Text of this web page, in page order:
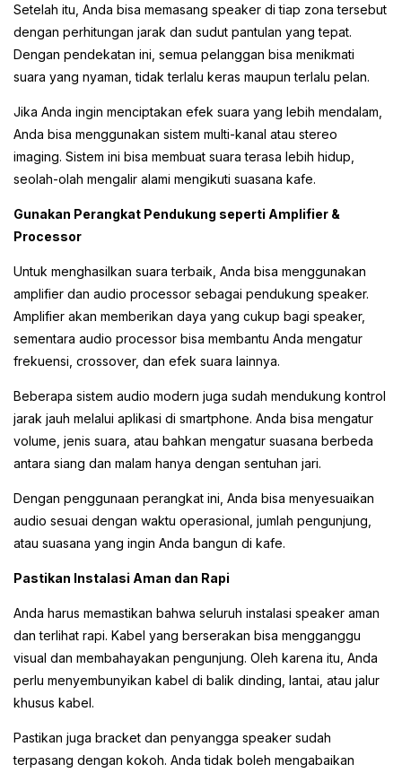
Setelah itu, Anda bisa memasang speaker di tiap zona tersebut
dengan perhitungan jarak dan sudut pantulan yang tepat.
Dengan pendekatan ini, semua pelanggan bisa menikmati
suara yang nyaman, tidak terlalu keras maupun terlalu pelan.
Jika Anda ingin menciptakan efek suara yang lebih mendalam,
Anda bisa menggunakan sistem multi-kanal atau stereo
imaging. Sistem ini bisa membuat suara terasa lebih hidup,
seolah-olah mengalir alami mengikuti suasana kafe.
Gunakan Perangkat Pendukung seperti Amplifier &
Processor
Untuk menghasilkan suara terbaik, Anda bisa menggunakan
amplifier dan audio processor sebagai pendukung speaker.
Amplifier akan memberikan daya yang cukup bagi speaker,
sementara audio processor bisa membantu Anda mengatur
frekuensi, crossover, dan efek suara lainnya.
Beberapa sistem audio modern juga sudah mendukung kontrol
jarak jauh melalui aplikasi di smartphone. Anda bisa mengatur
volume, jenis suara, atau bahkan mengatur suasana berbeda
antara siang dan malam hanya dengan sentuhan jari.
Dengan penggunaan perangkat ini, Anda bisa menyesuaikan
audio sesuai dengan waktu operasional, jumlah pengunjung,
atau suasana yang ingin Anda bangun di kafe.
Pastikan Instalasi Aman dan Rapi
Anda harus memastikan bahwa seluruh instalasi speaker aman
dan terlihat rapi. Kabel yang berserakan bisa mengganggu
visual dan membahayakan pengunjung. Oleh karena itu, Anda
perlu menyembunyikan kabel di balik dinding, lantai, atau jalur
khusus kabel.
Pastikan juga bracket dan penyangga speaker sudah
terpasang dengan kokoh. Anda tidak boleh mengabaikan